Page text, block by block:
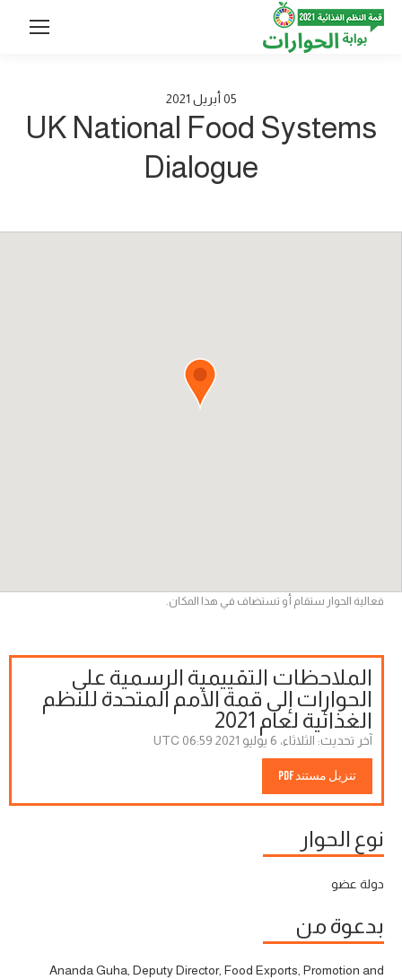
05 أبريل 2021
UK National Food Systems
Dialogue
فعالية الحوار ستقام أو تستضاف في هذا المكان.
الملاحظات التقييمية الرسمية على
الحوارات إلى قمة الأمم المتحدة للنظم
الغذائية لعام 2021
آخر تحديث: الثلاثاء، 6 يوليو 2021 06:59 UTC
تنزيل مستند PDF
نوع الحوار
دولة عضو
بدعوة من
Ananda Guha, Deputy Director, Food Exports, Promotion and